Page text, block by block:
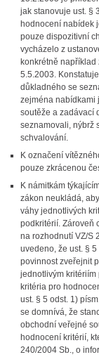
jak stanovuje ust. §
hodnocení nabídek
pouze dispozitivní
vycházelo z
konkrétně
5.5.2003.
důkladného se
zejména nabídkami
soutěže a zadávací
seznamovali, nýbrž
schvalování.
K označení
pouze zkrácenou
K námitkám
zákon neukládá,
váhy jednotlivých
podkritérií. Zároveň
na rozhodnutí VZ/S
uvedeno, že ust. §
povinnost zveřejnit
jednotlivým kritériím
kritéria pro
ust. § 5 odst. 1)
se domnívá, že
obchodní veřejné
hodnocení kritérií,
240/2004 Sb., o